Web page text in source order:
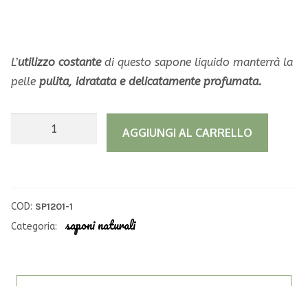
L’utilizzo costantedi questo sapone liquido manterrà la
pelle pulita, idratata e delicatamente profumata.
e
quantità
AGGIUNGI AL CARRELLO
i
COD: SP1201-1
Categoria:
saponi naturali